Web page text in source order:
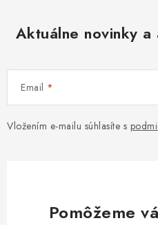
Aktuálne novinky a
Email
Vložením e-mailu súhlasíte s
Pomôžeme